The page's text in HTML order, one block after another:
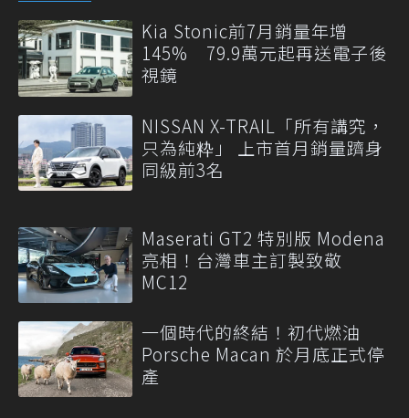
Kia Stonic前7月銷量年增
145% 79.9萬元起再送電子後
視鏡
NISSAN X-TRAIL「所有講究，
只為純粋」 上市首月銷量躋身
同級前3名
Maserati GT2 特別版 Modena
亮相！台灣車主訂製致敬
MC12
一個時代的終結！初代燃油
Porsche Macan 於月底正式停
產